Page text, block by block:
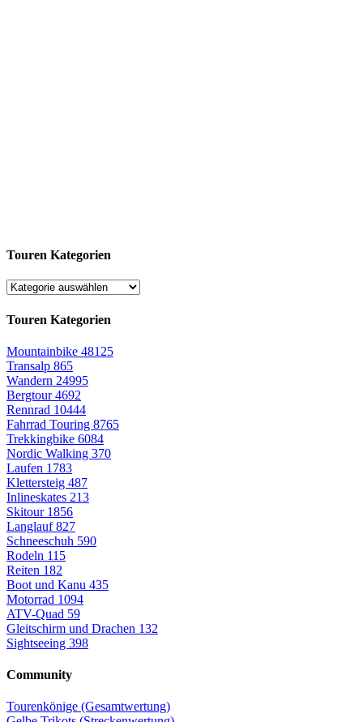
Touren Kategorien
Touren Kategorien
Mountainbike 48125
Transalp 865
Wandern 24995
Bergtour4692
Rennrad 10444
Fahrrad Touring 8765
Trekkingbike 6084
Nordic Walking 370
Laufen 1783
Klettersteig 487
Inlineskates 213
Skitour 1856
Langlauf827
Schneeschuh 590
Rodeln 115
Reiten 182
Boot und Kanu 435
Motorrad 1094
ATV-Quad 59
Gleitschirm und Drachen 132
Sightseeing 398
Community
Tourenkönige (Gesamtwertung)